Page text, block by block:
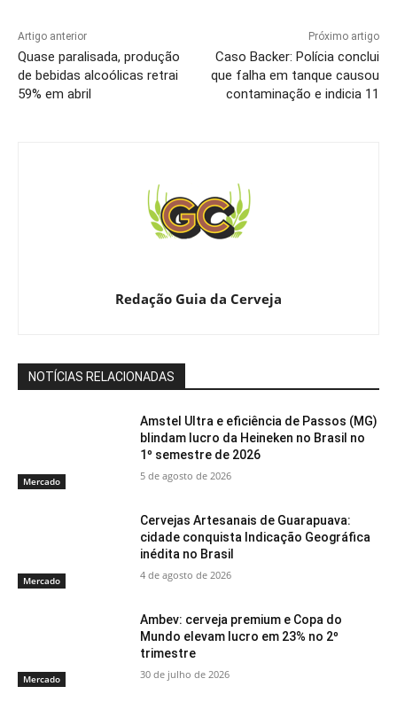
Artigo anterior
Quase paralisada, produção
de bebidas alcoólicas retrai
59% em abril
Próximo artigo
Caso Backer: Polícia conclui
que falha em tanque causou
contaminação e indicia 11
Redação Guia da Cerveja
NOTÍCIAS RELACIONADAS
Mercado
Amstel Ultra e eficiência de Passos (MG)
blindam lucro da Heineken no Brasil no
1º semestre de 2026
5 de agosto de 2026
Mercado
Cervejas Artesanais de Guarapuava:
cidade conquista Indicação Geográfica
inédita no Brasil
4 de agosto de 2026
Mercado
Ambev: cerveja premium e Copa do
Mundo elevam lucro em 23% no 2º
trimestre
30 de julho de 2026